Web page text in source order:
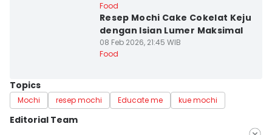
Food
Resep Mochi Cake Cokelat Keju
dengan Isian Lumer Maksimal
08 Feb 2026, 21:45 WIB
Food
Topics
Mochi resep mochi Educate me kue mochi
Editorial Team